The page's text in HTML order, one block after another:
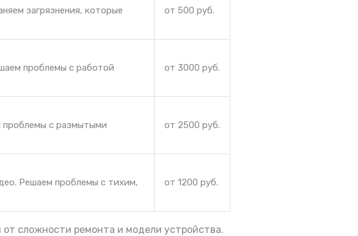
загрязнения, которые
от 500 руб.
проблемы с работой
от 3000 руб.
проблемы с размытыми
от 2500 руб.
Решаем проблемы с тихим,
от 1200 руб.
сложности ремонта и модели устройства.